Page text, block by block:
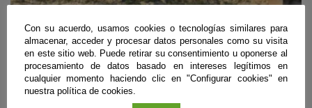
Con su acuerdo, usamos cookies o tecnologías similares para
almacenar, acceder y procesar datos personales como su visita
en este sitio web. Puede retirar su consentimiento u oponerse al
procesamiento de datos basado en intereses legítimos en
cualquier momento haciendo clic en "Configurar cookies" en
nuestra política de cookies.